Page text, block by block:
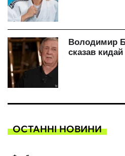
ОСТАННІ НОВИНИ